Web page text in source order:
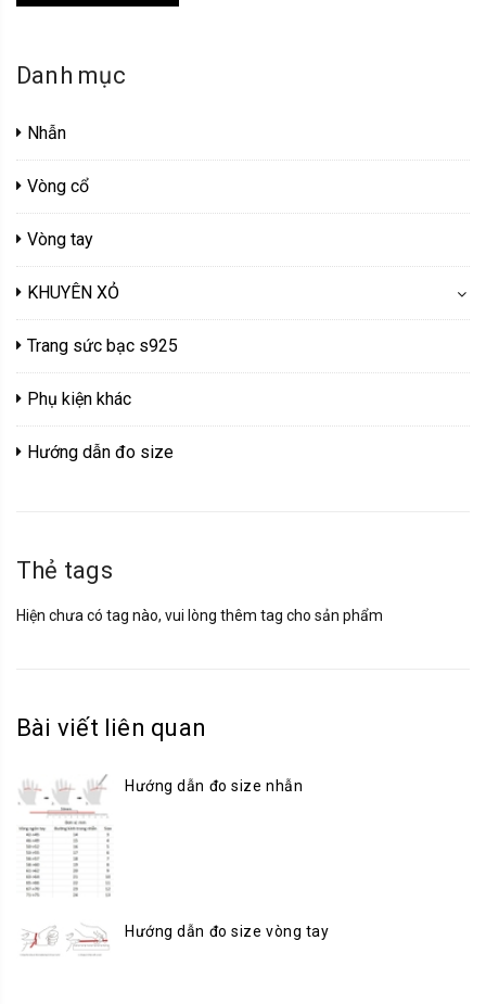
Danh mục
Nhẫn
Vòng cổ
Vòng tay
KHUYÊN XỎ
Trang sức bạc s925
Phụ kiện khác
Hướng dẫn đo size
Thẻ tags
Hiện chưa có tag nào, vui lòng thêm tag cho sản phẩm
Bài viết liên quan
Hướng dẫn đo size nhẫn
Hướng dẫn đo size vòng tay